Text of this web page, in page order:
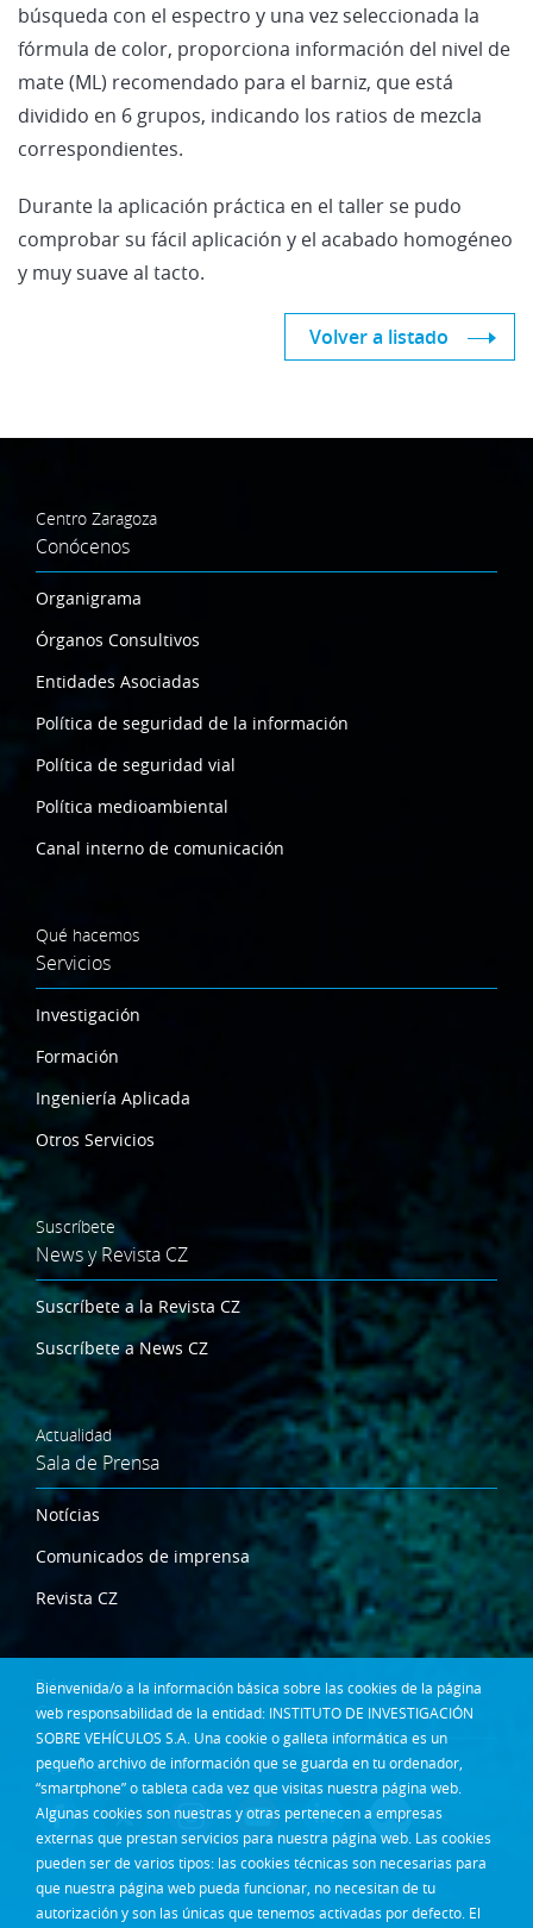
Bienvenida/o a la información básica sobre las cookies de la página
web responsabilidad de la entidad: INSTITUTO DE INVESTIGACIÓN
SOBRE VEHÍCULOS S.A. Una cookie o galleta informática es un
pequeño archivo de información que se guarda en tu ordenador,
“smartphone” o tableta cada vez que visitas nuestra página web.
Algunas cookies son nuestras y otras pertenecen a empresas
externas que prestan servicios para nuestra página web. Las cookies
pueden ser de varios tipos: las cookies técnicas son necesarias para
que nuestra página web pueda funcionar, no necesitan de tu
autorización y son las únicas que tenemos activadas por defecto. El
búsqueda con el espectro y una vez seleccionada la
fórmula de color, proporciona información del nivel de
mate (ML) recomendado para el barniz, que está
dividido en 6 grupos, indicando los ratios de mezcla
correspondientes.
Durante la aplicación práctica en el taller se pudo
comprobar su fácil aplicación y el acabado homogéneo
y muy suave al tacto.
Volver a listado
Centro Zaragoza
Conócenos
Organigrama
Órganos Consultivos
Entidades Asociadas
Política de seguridad de la información
Política de seguridad vial
Política medioambiental
Canal interno de comunicación
Qué hacemos
Servicios
Investigación
Formación
Ingeniería Aplicada
Otros Servicios
Suscríbete
News y Revista CZ
Suscríbete a la Revista CZ
Suscríbete a News CZ
Actualidad
Sala de Prensa
Notícias
Comunicados de imprensa
Revista CZ
Dónde estamos
Contacta
Síguenos en: